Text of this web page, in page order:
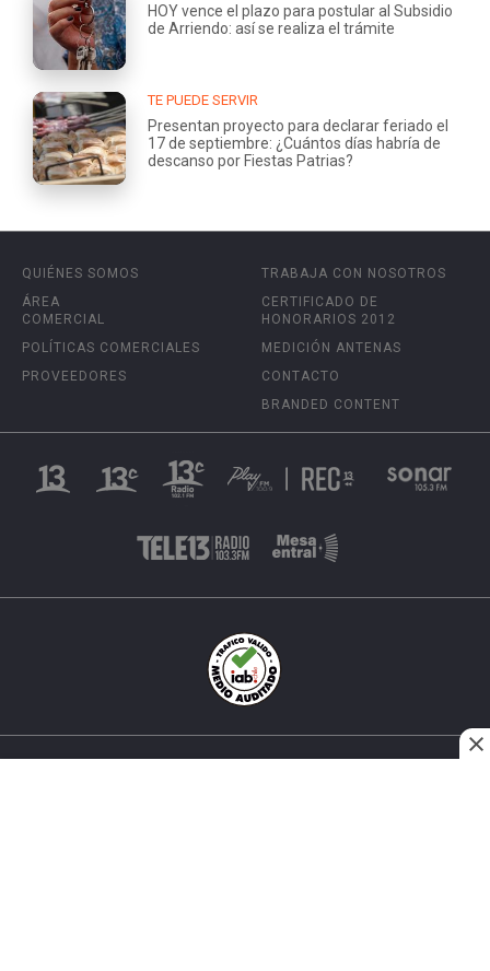
HOY vence el plazo para postular al Subsidio
de Arriendo: así se realiza el trámite
TE PUEDE SERVIR
Presentan proyecto para declarar feriado el
17 de septiembre: ¿Cuántos días habría de
descanso por Fiestas Patrias?
QUIÉNES SOMOS
ÁREA
COMERCIAL
POLÍTICAS COMERCIALES
PROVEEDORES
TRABAJA CON NOSOTROS
CERTIFICADO DE
HONORARIOS 2012
MEDICIÓN ANTENAS
CONTACTO
BRANDED CONTENT